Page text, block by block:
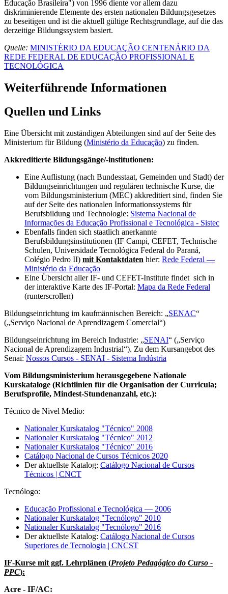
Educação Brasileira") von 1996 diente vor allem dazu
diskriminierende Elemente des ersten nationalen Bildungsgesetzes
zu beseitigen und ist die aktuell gültige Rechtsgrundlage, auf die das
derzeitige Bildungssystem basiert.
Quelle: MINISTÉRIO DA EDUCAÇÃO CENTENÁRIO DA
REDE FEDERAL DE EDUCAÇÃO PROFISSIONAL E
TECNOLÓGICA
Weiterführende Informationen
Quellen und Links
Eine Übersicht mit zuständigen Abteilungen sind auf der Seite des
Ministerium für Bildung (Ministério da Educação) zu finden.
Akkreditierte Bildungsgänge/-institutionen:
Eine Auflistung (nach Bundesstaat, Gemeinden und Stadt) der
Bildungseinrichtungen und regulären technische Kurse, die
vom Bildungsministerium (MEC) akkreditiert sind, finden Sie
auf der Seite des nationalen Informationssystems für
Berufsbildung und Technologie: Sistema Nacional de
Informações da Educação Profissional e Tecnológica - Sistec
Ebenfalls finden sich staatlich anerkannte
Berufsbildungsinstitutionen (IF Campi, CEFET, Technische
Schulen, Universidade Tecnológica Federal do Paraná,
Colégio Pedro II) mit Kontaktdaten hier: Rede Federal —
Ministério da Educação
Eine Übersicht aller IF- und CEFET-Institute findet sich in
der interaktive Karte des IF-Portal: Mapa da Rede Federal
(runterscrollen)
Bildungseinrichtung im kaufmännischen Bereich: „SENAC“
(„Serviço Nacional de Aprendizagem Comercial“)
Bildungseinrichtung im Bereich Industrie: „SENAI“ („Serviço
Nacional de Aprendizagem Industrial“). Zu dem Kursangebot des
Senai: Nossos Cursos - SENAI - Sistema Indústria
Vom Bildungsministerium herausgegebene Nationale
Kurskataloge (Richtlinien für die Organisation der Curricula;
Berufsprofile, Mindest-Stundenanzahl, etc.):
Técnico de Nivel Medio:
Nationaler Kurskatalog "Técnico" 2008
Nationaler Kurskatalog "Técnico" 2012
Nationaler Kurskatalog "Técnico" 2016
Catálogo Nacional de Cursos Técnicos 2020
Der aktuellste Katalog: Catálogo Nacional de Cursos
Técnicos | CNCT
Tecnólogo:
Educação Profissional e Tecnológica — 2006
Nationaler Kurskatalog "Tecnólogo" 2010
Nationaler Kurskatalog "Tecnólogo" 2016
Der aktuellste Katalog: Catálogo Nacional de Cursos
Superiores de Tecnologia | CNCST
IF-Kurse mit ggf. Lehrplänen (Projeto Pedagógico do Curso -
PPC):
Acre - IF/AC: